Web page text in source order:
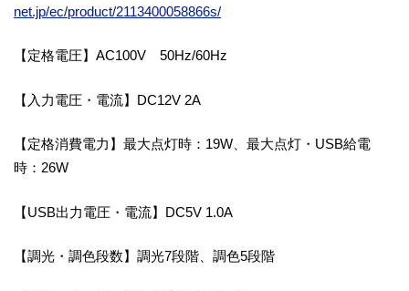
net.jp/ec/product/2113400058866s/
【定格電圧】AC100V 50Hz/60Hz
【入力電圧・電流】DC12V 2A
【定格消費電力】最大点灯時：19W、最大点灯・USB給電
時：26W
【USB出力電圧・電流】DC5V 1.0A
【調光・調色段数】調光7段階、調色5段階